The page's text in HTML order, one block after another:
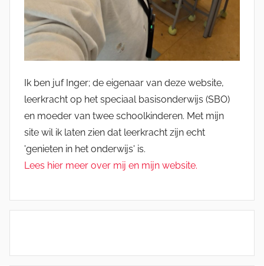
Ik ben juf Inger; de eigenaar van deze website,
leerkracht op het speciaal basisonderwijs (SBO)
en moeder van twee schoolkinderen. Met mijn
site wil ik laten zien dat leerkracht zijn echt
'genieten in het onderwijs' is.
Lees hier meer over mij en mijn website.